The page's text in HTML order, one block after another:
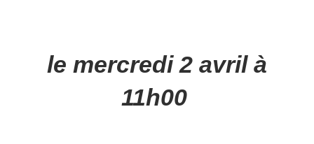
le mercredi 2 avril à
11h00